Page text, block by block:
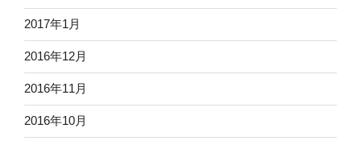
2017年1月
2016年12月
2016年11月
2016年10月